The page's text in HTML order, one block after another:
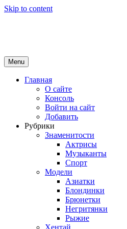
Skip to content
Menu
Главная
О сайте
Консоль
Войти на сайт
Добавить
Рубрики
Знаменитости
Актрисы
Музыканты
Спорт
Модели
Азиатки
Блондинки
Брюнетки
Негритянки
Рыжие
Хентай